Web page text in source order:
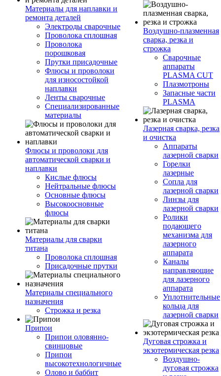
Материалы для наплавки и
ремонта деталей
Электроды сварочные
Проволока сплошная
Проволока
порошковая
Прутки присадочные
Флюсы и проволоки
для износостойкой
наплавки
Ленты сварочные
Специализированные
материалы
Флюсы и проволоки для
автоматической сварки и
наплавки
Кислые флюсы
Нейтральные флюсы
Основные флюсы
Высокоосновные
флюсы
Материалы для сварки
титана
Проволока сплошная
Присадочные прутки
Материалы специального
назначения
Строжка и резка
Припои
Припои оловянно-
свинцовые
Припои
высокотехнологичные
Олово и баббит
Воздушно-плазменная
сварка, резка и
строжка
Сварочные
аппараты
PLASMA CUT
Плазмотроны
Запасные части
PLASMA
Лазерная сварка, резка
и очистка
Аппараты
лазерной сварки
Горелки
лазерные
Сопла для
лазерной сварки
Линзы для
лазерной сварки
Ролики
подающего
механизма для
лазерного
аппарата
Каналы
направляющие
для лазерного
аппарата
Уплотнительные
кольца для
лазерной сварки
Дуговая строжка и
экзотермическая резка
Воздушно-
дуговая строжка